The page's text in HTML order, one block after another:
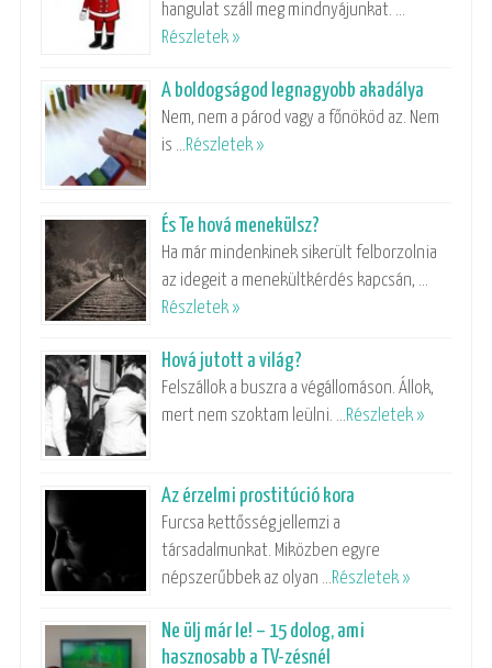
hangulat száll meg mindnyájunkat. …
Részletek »
A boldogságod legnagyobb akadálya
Nem, nem a párod vagy a főnököd az. Nem
is …Részletek »
És Te hová menekülsz?
Ha már mindenkinek sikerült felborzolnia
az idegeit a menekültkérdés kapcsán, …
Részletek »
Hová jutott a világ?
Felszállok a buszra a végállomáson. Állok,
mert nem szoktam leülni. …Részletek »
Az érzelmi prostitúció kora
Furcsa kettősség jellemzi a
társadalmunkat. Miközben egyre
népszerűbbek az olyan …Részletek »
Ne ülj már le! – 15 dolog, ami
hasznosabb a TV-zésnél